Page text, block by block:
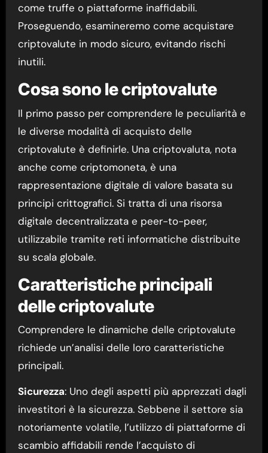
come truffe o piattaforme inaffidabili.
Proseguendo, esamineremo come acquistare
criptovalute in modo sicuro, evitando rischi
inutili.
Cosa sono le criptovalute
Il primo passo per comprendere le peculiarità e
le diverse modalità di acquisto delle
criptovalute è definirle. Una criptovaluta, nota
anche come criptomoneta, è una
rappresentazione digitale di valore basata su
principi crittografici. Si tratta di una risorsa
digitale decentralizzata e peer-to-peer,
utilizzabile tramite reti informatiche distribuite
su scala globale.
Caratteristiche principali
delle criptovalute
Comprendere le dinamiche delle criptovalute
richiede un’analisi delle loro caratteristiche
principali.
Sicurezza: Uno degli aspetti più apprezzati dagli
investitori è la sicurezza. Sebbene il settore sia
notoriamente volatile, l’utilizzo di piattaforme di
scambio affidabili rende l’acquisto di